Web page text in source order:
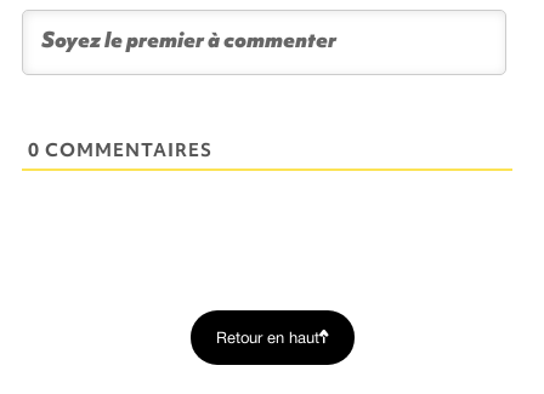
0 COMMENTAIRES
Retour en haut